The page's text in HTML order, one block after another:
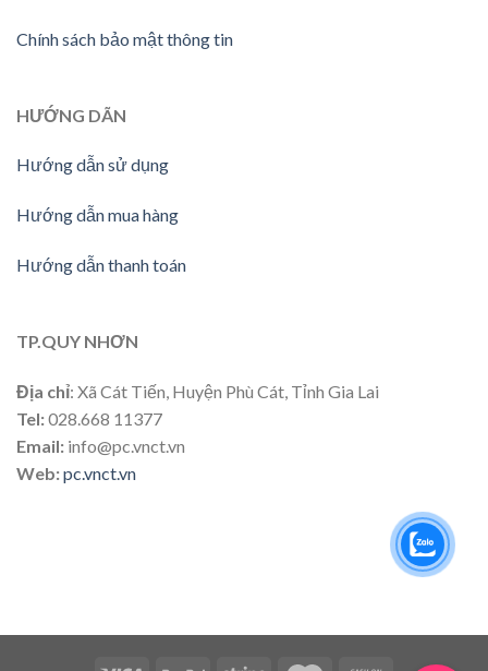
Chính sách bảo mật thông tin
HƯỚNG DÃN
Hướng dẫn sử dụng
Hướng dẫn mua hàng
Hướng dẫn thanh toán
TP.QUY NHƠN
Địa chỉ: Xã Cát Tiến, Huyện Phù Cát, Tỉnh Gia Lai
Tel:028.668 11377
Email: info@pc.vnct.vn
Web:pc.vnct.vn